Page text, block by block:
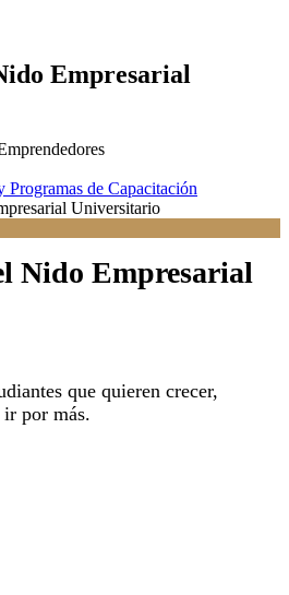
Empresarial
Programas de Capacitación
Universitario
Nido Empresarial
que quieren crecer,
ir por más.